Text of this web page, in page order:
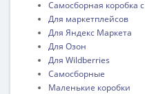
Самосборная коробка
Для маркетплейсов
Для Яндекс Маркета
Для Озон
Для Wildberries
Самосборные
Маленькие коробки